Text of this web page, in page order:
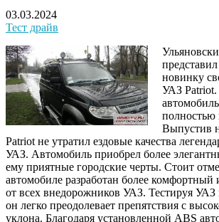
03.03.2024
Тест драйв
новинку
УАЗ
полностью
Выпустив
Patriot не утратил ездовые качества
УАЗ. Автомобиль приобрел более
ему приятные городские черты. Стоит
автомобиле разработан более комфортный
от всех внедорожников УАЗ. Тестируя УАЗ
он легко преодолевает препятствия с
уклона. Благодаря установленной ABS